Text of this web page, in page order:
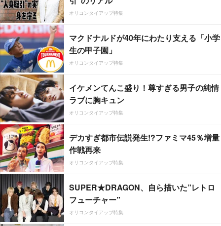
オリコンタイアップ特集
マクドナルドが40年にわたり支える「小学
生の甲子園」
オリコンタイアップ特集
イケメンてんこ盛り！尊すぎる男子の純情
ラブに胸キュン
オリコンタイアップ特集
デカすぎ都市伝説発生!?ファミマ45％増量
作戦再来
オリコンタイアップ特集
SUPER★DRAGON、自ら描いた”レトロ
フューチャー”
オリコンタイアップ特集